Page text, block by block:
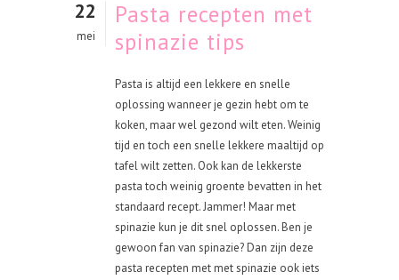
22
mei
Pasta recepten met
spinazie tips
Pasta is altijd een lekkere en snelle
oplossing wanneer je gezin hebt om te
koken, maar wel gezond wilt eten. Weinig
tijd en toch een snelle lekkere maaltijd op
tafel wilt zetten. Ook kan de lekkerste
pasta toch weinig groente bevatten in het
standaard recept. Jammer! Maar met
spinazie kun je dit snel oplossen. Ben je
gewoon fan van spinazie? Dan zijn deze
pasta recepten met met spinazie ook iets